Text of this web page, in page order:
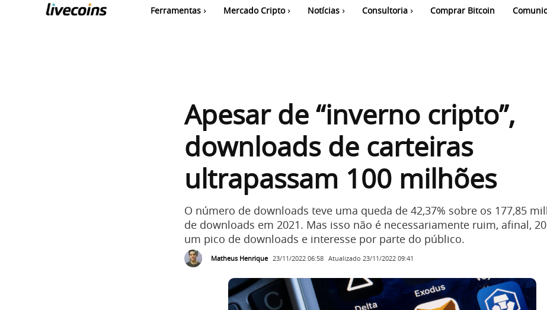
Ferramentas Mercado Cripto Notícias Consultoria Comprar Bitcoin
Apesar de “inverno cripto”,
downloads de carteiras
ultrapassam 100 milhões
O número de downloads teve uma queda de 42,37% sobre os 177,85
de downloads em 2021. Mas isso não é necessariamente ruim, afinal,
um pico de downloads e interesse por parte do público.
Matheus Henrique 23/11/2022 06:58 Atualizado 23/11/2022 09:41